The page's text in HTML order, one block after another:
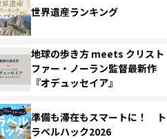
世界遺産ランキング
地球の歩き方 meets クリスト
ファー・ノーラン監督最新作
『オデュッセイア』
準備も滞在もスマートに！ ト
ラベルハック2026